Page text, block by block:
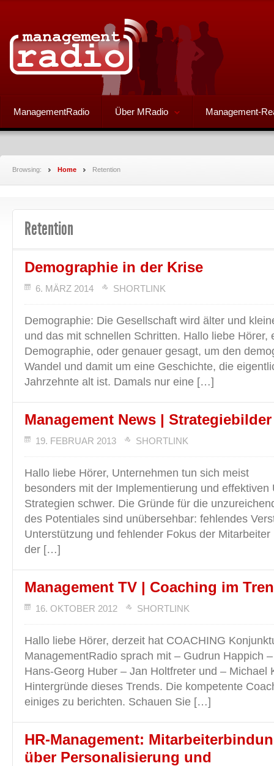
ManagementRadio Über MRadio Management-
Browsing: Home Retention
Retention
Demographie in der Krise
6. MÄRZ 2014 SHORTLINK
Demographie: Die Gesellschaft wird älter und
und das mit schnellen Schritten. Hallo liebe Hörer,
Demographie, oder genauer gesagt, um den
Wandel und damit um eine Geschichte, die
Jahrzehnte alt ist. Damals nur eine […]
Management News | Strategiebilder
19. FEBRUAR 2013 SHORTLINK
Hallo liebe Hörer, Unternehmen tun sich meist
besonders mit der Implementierung und effektiven
Strategien schwer. Die Gründe für die
des Potentiales sind unübersehbar: fehlendes
Unterstützung und fehlender Fokus der
der […]
Management TV | Coaching im
16. OKTOBER 2012 SHORTLINK
Hallo liebe Hörer, derzeit hat COACHING
ManagementRadio sprach mit – Gudrun Happich
Hans-Georg Huber – Jan Holtfreter und – Michael
Hintergründe dieses Trends. Die kompetente
einiges zu berichten. Schauen Sie […]
HR-Management:
über Personalisierung und